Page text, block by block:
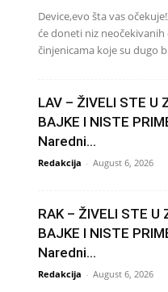
Device,evo šta vas
će doneti niz
činjenicama koje su dugo
LAV – ŽIVELI STE U
BAJKE I NISTE
Naredni...
Redakcija - August 6, 2026
RAK – ŽIVELI STE U
BAJKE I NISTE
Naredni...
Redakcija - August 6, 2026